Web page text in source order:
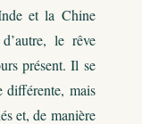
et la Chine
le rêve
présent. Il se
différente, mais
et, de manière